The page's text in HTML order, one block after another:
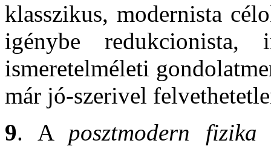
klasszikus, modernista
igénybe redukcionista,
ismeretelméleti
már jó-szerivel
9. A posztmodern fizika